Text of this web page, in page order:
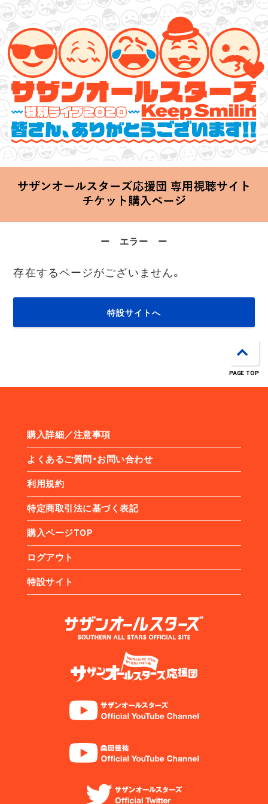
サザンオールスターズ 特別ライブ 2020
「Keep Smilin’～皆さん、ありがとうございます!!～」
2020.06.25 Thu 20:00 Start at 横浜アリーナ
ー エラー ー
存在するページがございません。
特設サイトへ
購入詳細／注意事項
よくあるご質問・お問い合わせ
利用規約
特定商取引法に基づく表記
購入ページTOP
ログアウト
特設サイト
PAGE TOP